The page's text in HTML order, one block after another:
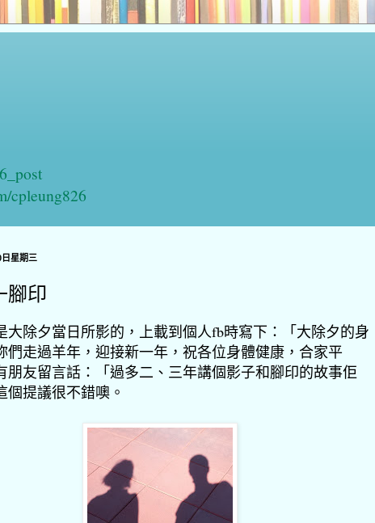
cpleung826
星期三
腳印
大除夕當日所影的，上載到個人fb時寫下：「大除夕的身
們走過羊年，迎接新一年，祝各位身體健康，合家平
朋友留言話：「過多二、三年講個影子和腳印的故事佢
個提議很不錯噢。